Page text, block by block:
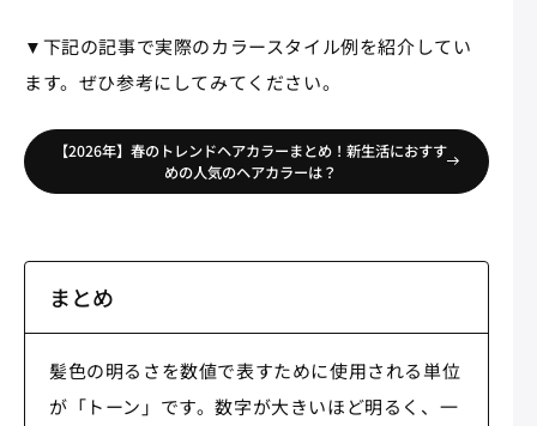
▼下記の記事で実際のカラースタイル例を紹介してい
ます。ぜひ参考にしてみてください。
【2026年】春のトレンドヘアカラーまとめ！新生活におすす
めの人気のヘアカラーは？
まとめ
髪色の明るさを数値で表すために使用される単位
が「トーン」です。数字が大きいほど明るく、一